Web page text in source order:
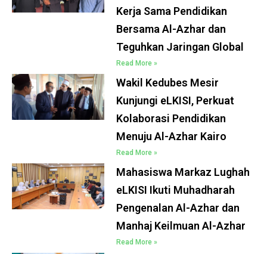
Kerja Sama Pendidikan
Bersama Al-Azhar dan
Teguhkan Jaringan Global
Read More »
Wakil Kedubes Mesir
Kunjungi eLKISI, Perkuat
Kolaborasi Pendidikan
Menuju Al-Azhar Kairo
Read More »
Mahasiswa Markaz Lughah
eLKISI Ikuti Muhadharah
Pengenalan Al-Azhar dan
Manhaj Keilmuan Al-Azhar
Read More »